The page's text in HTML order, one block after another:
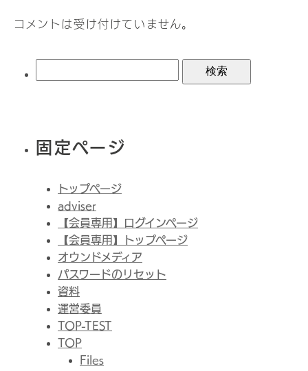
コメントは受け付けていません。
固定ページ
トップページ
adviser
【会員専用】ログインページ
【会員専用】トップページ
オウンドメディア
パスワードのリセット
資料
運営委員
TOP-TEST
TOP
Files